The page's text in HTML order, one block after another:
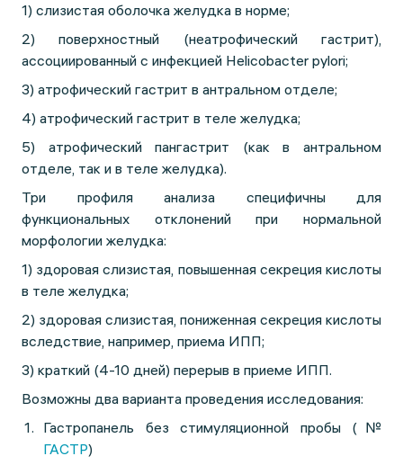
1) слизистая оболочка желудка в норме;
2) поверхностный (неатрофический гастрит),
ассоциированный с инфекцией Helicobacter pylori;
3) атрофический гастрит в антральном отделе;
4) атрофический гастрит в теле желудка;
5) атрофический пангастрит (как в антральном
отделе, так и в теле желудка).
Три профиля анализа специфичны для
функциональных отклонений при нормальной
морфологии желудка:
1) здоровая слизистая, повышенная секреция кислоты
в теле желудка;
2) здоровая слизистая, пониженная секреция кислоты
вследствие, например, приема ИПП;
3) краткий (4-10 дней) перерыв в приеме ИПП.
Возможны два варианта проведения исследования:
Гастропанель без стимуляционной пробы (№
ГАСТР)